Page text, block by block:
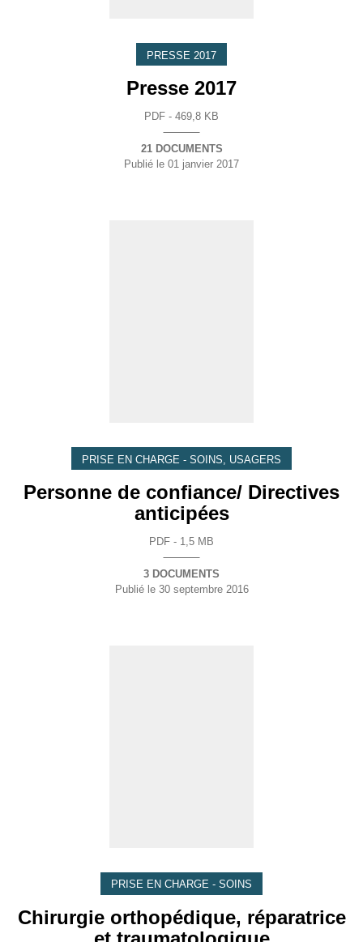
PRESSE 2017
Presse 2017
PDF - 469,8 KB
21 DOCUMENTS
Publié le 01 janvier 2017
PRISE EN CHARGE - SOINS, USAGERS
Personne de confiance/ Directives
anticipées
PDF - 1,5 MB
3 DOCUMENTS
Publié le30 septembre 2016
PRISE EN CHARGE - SOINS
Chirurgie orthopédique, réparatrice